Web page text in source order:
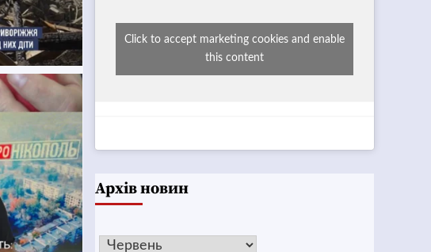
Click to accept marketing cookies and enable
this content
Архів новин